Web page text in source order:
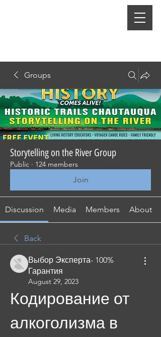
Groups
Storytelling on the River Group
Public · 124 members
Join
Discussion Media Members About
Back
Выбор Эксперта- 100%
Гарантия
August 29, 2023
Кодирование от
алкоголизма в